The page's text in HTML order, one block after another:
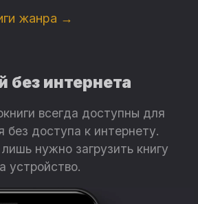
жанра →
без интернета
всегда доступны для
без доступа к интернету.
нужно загрузить книгу
устройство.